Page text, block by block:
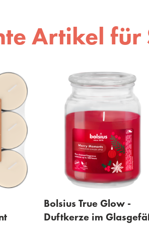
Artikel für
Bolsius True Glow -
Duftkerze im